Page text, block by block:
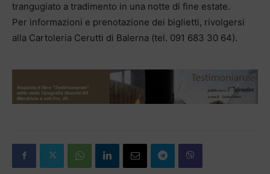
trangugiato a tradimento in una notte di fine estate.
Per informazioni e prenotazione dei biglietti, rivolgersi
alla Cartoleria Cerutti di Balerna (tel. 091 683 30 64).